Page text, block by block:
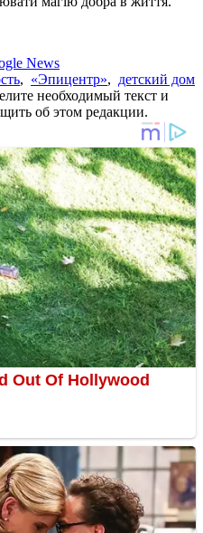
News
, «Эпицентр», детский дом
необходимый текст и
об этом редакции.